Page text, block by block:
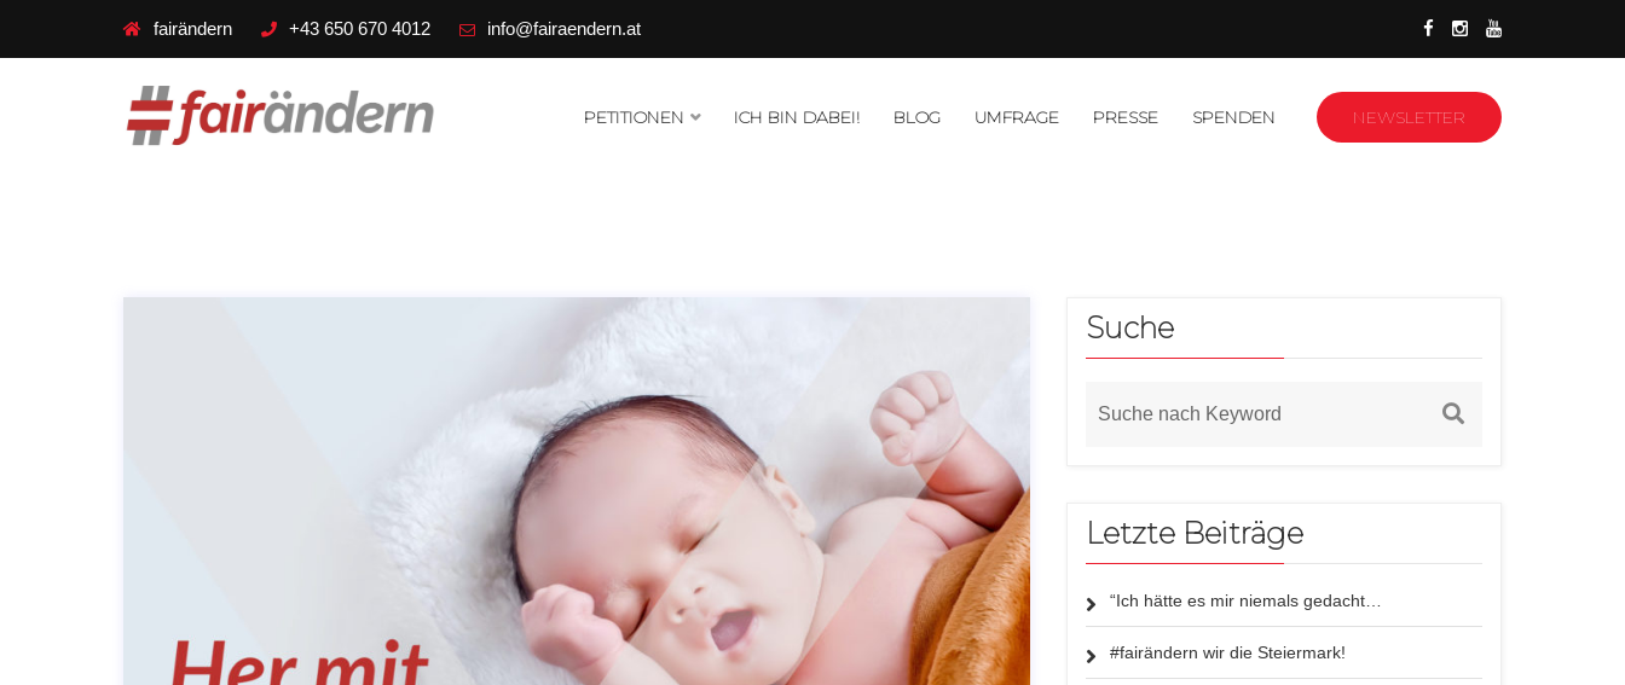
fairändern +43 650 670 4012 info@fairaendern.at
PETITIONEN ICH BIN DABEI! BLOG UMFRAGE PRESSE SPENDEN NEWSLETTER
Suche
Letzte Beiträge
“Ich hätte es mir niemals gedacht…
#fairändern wir die Steiermark!